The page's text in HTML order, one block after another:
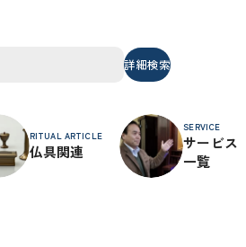
詳細検索
RITUAL ARTICLE
仏具関連
SERVICE
サービス
一覧